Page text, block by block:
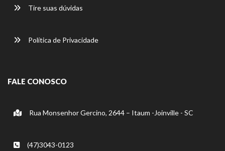
Tire suas dúvidas
Política de Privacidade
FALE CONOSCO
Rua Monsenhor Gercino, 2644 – Itaum -Joinville - SC
(47)3043-0123